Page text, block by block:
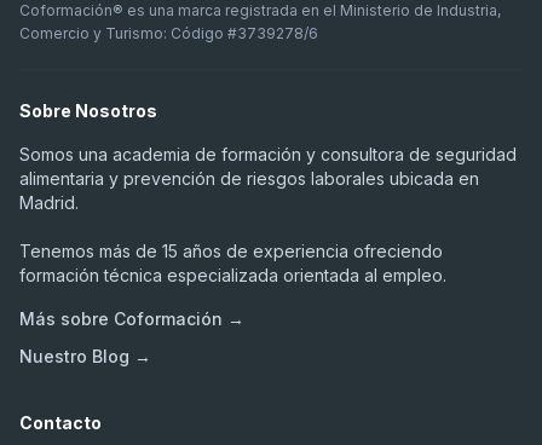
Coformación® es una marca registrada en el Ministerio de Industria,
Comercio y Turismo: Código #3739278/6
Sobre Nosotros
Somos una academia de formación y consultora de seguridad
alimentaria y prevención de riesgos laborales ubicada en
Madrid.
Tenemos más de 15 años de experiencia ofreciendo
formación técnica especializada orientada al empleo.
Más sobre Coformación →
Nuestro Blog →
Contacto